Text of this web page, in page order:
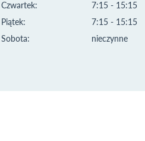
Czwartek:
Piątek:
Sobota:
7:15 - 15:15
7:15 - 15:15
nieczynne